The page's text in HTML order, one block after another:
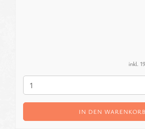
inkl.
IN DEN WARENKORB